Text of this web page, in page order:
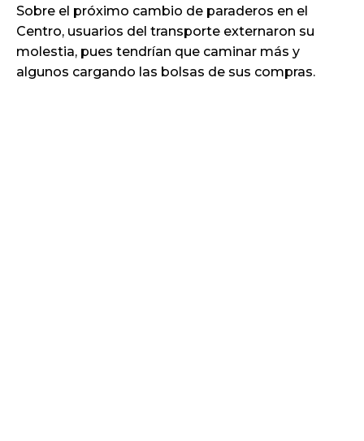
Sobre el próximo cambio de paraderos en el
Centro, usuarios del transporte externaron su
molestia, pues tendrían que caminar más y
algunos cargando las bolsas de sus compras.